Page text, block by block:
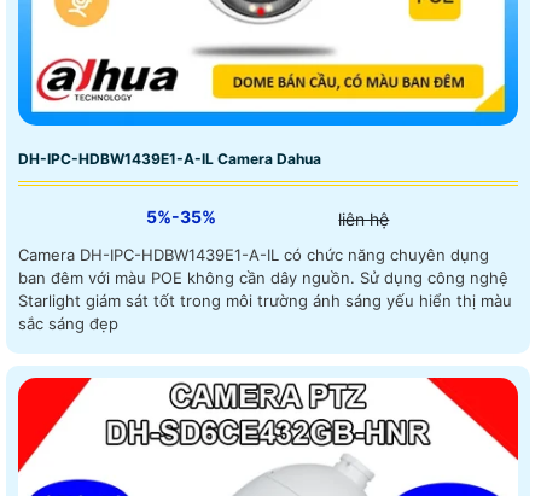
DH-IPC-HDBW1439E1-A-IL Camera Dahua
5%-35% liên hệ
Camera DH-IPC-HDBW1439E1-A-IL có chức năng chuyên dụng
ban đêm với màu POE không cần dây nguồn. Sử dụng công nghệ
Starlight giám sát tốt trong môi trường ánh sáng yếu hiển thị màu
sắc sáng đẹp